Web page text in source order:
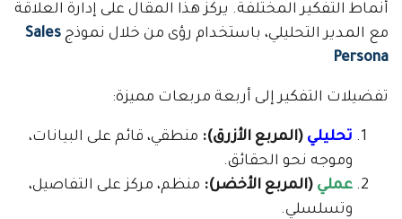
أنماط التفكير المختلفة. يركز هذا المقال على إدارة العلاقة
مع المدير التحليلي، باستخدام رؤى من خلال نموذج Sales
Persona
تفضيلات التفكير إلى أربعة مربعات مميزة:
تحليلي (المربع الأزرق): منطقي، قائم على البيانات،
وموجه نحو الحقائق.
عملي (المربع الأخضر): منظم، مركز على التفاصيل،
وتسلسلي.